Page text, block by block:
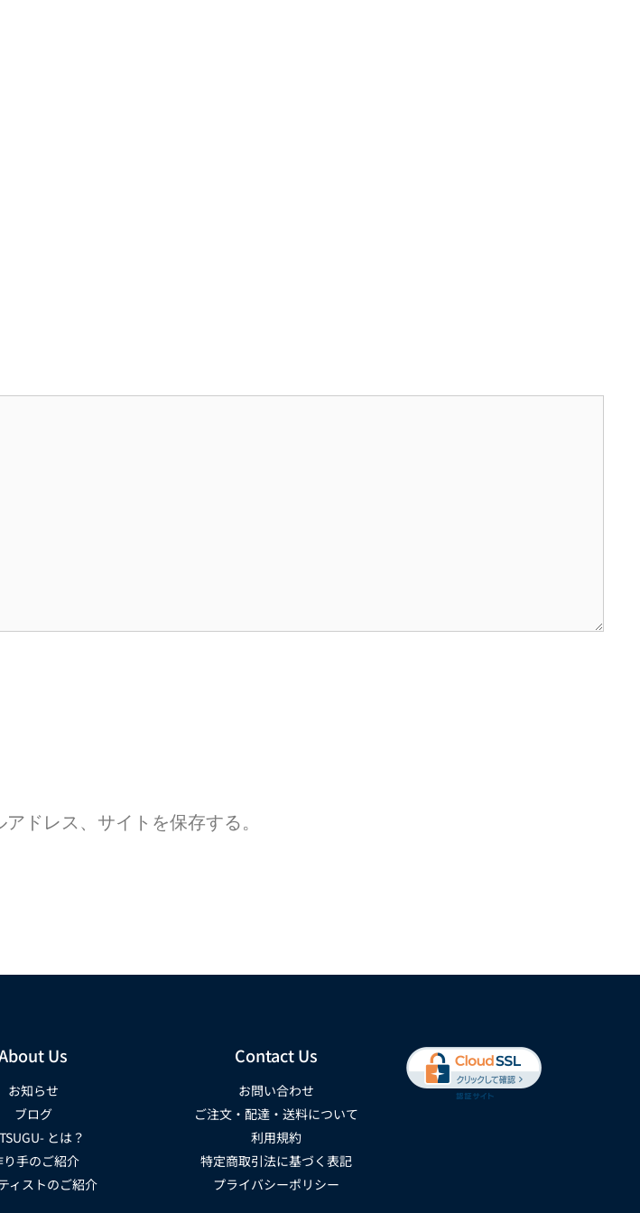
ドレス、サイトを保存する。
Us
お知らせ
ブログ
とは？
り手のご紹介
ィストのご紹介
Contact Us
お問い合わせ
ご注文・配達・送料について
利用規約
特定商取引法に基づく表記
プライバシーポリシー